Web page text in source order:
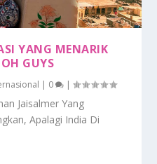
YANG MENARIK
GUYS
| 0 |
Jaisalmer Yang
Apalagi India Di